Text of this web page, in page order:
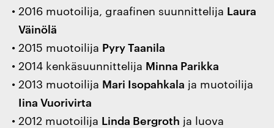
2016 muotoilija, graafinen suunnittelija Laura
Väinölä
2015 muotoilija Pyry Taanila
2014 kenkäsuunnittelija Minna Parikka
2013 muotoilija Mari Isopahkala ja muotoilija
Iina Vuorivirta
2012 muotoilija Linda Bergroth ja luova